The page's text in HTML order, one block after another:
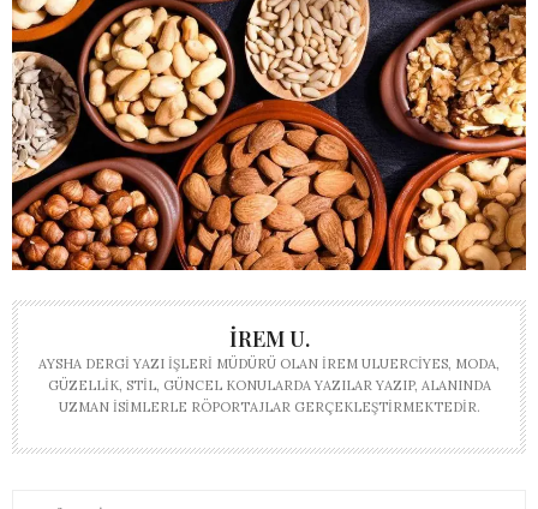
İREM U.
AYSHA DERGI YAZI İŞLERI MÜDÜRÜ OLAN İREM ULUERCIYES, MODA,
GÜZELLIK, STIL, GÜNCEL KONULARDA YAZILAR YAZIP, ALANINDA
UZMAN ISIMLERLE RÖPORTAJLAR GERÇEKLEŞTIRMEKTEDIR.